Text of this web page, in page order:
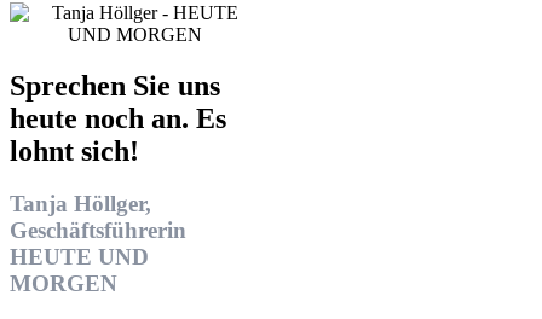
Sprechen Sie uns
heute noch an. Es
lohnt sich!
Tanja Höllger,
Geschäftsführerin
HEUTE UND
MORGEN